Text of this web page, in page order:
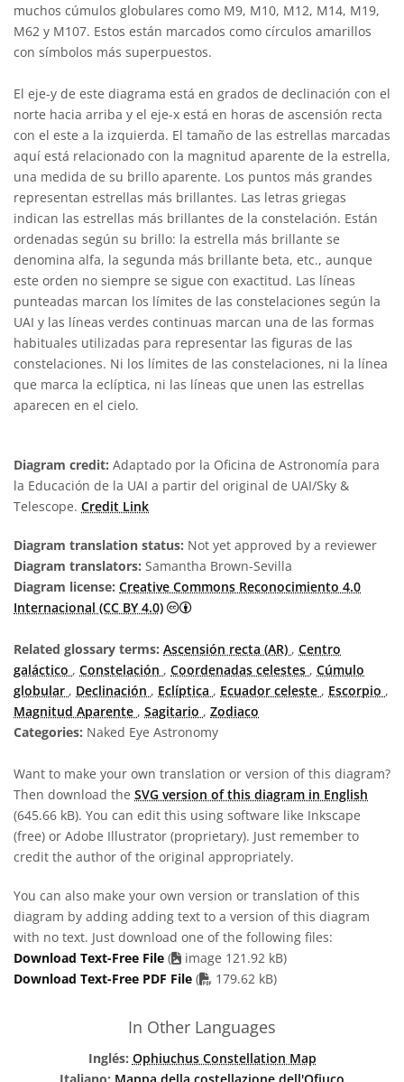
muchos cúmulos globulares como M9, M10, M12, M14, M19,
M62 y M107. Estos están marcados como círculos amarillos
con símbolos más superpuestos.
El eje-y de este diagrama está en grados de declinación con el
norte hacia arriba y el eje-x está en horas de ascensión recta
con el este a la izquierda. El tamaño de las estrellas marcadas
aquí está relacionado con la magnitud aparente de la estrella,
una medida de su brillo aparente. Los puntos más grandes
representan estrellas más brillantes. Las letras griegas
indican las estrellas más brillantes de la constelación. Están
ordenadas según su brillo: la estrella más brillante se
denomina alfa, la segunda más brillante beta, etc., aunque
este orden no siempre se sigue con exactitud. Las líneas
punteadas marcan los límites de las constelaciones según la
UAI y las líneas verdes continuas marcan una de las formas
habituales utilizadas para representar las figuras de las
constelaciones. Ni los límites de las constelaciones, ni la línea
que marca la eclíptica, ni las líneas que unen las estrellas
aparecen en el cielo.
Diagram credit: Adaptado por la Oficina de Astronomía para
la Educación de la UAI a partir del original de UAI/Sky &
Telescope. Credit Link
Diagram translation status: Not yet approved by a reviewer
Diagram translators: Samantha Brown-Sevilla
Diagram license: Creative Commons Reconocimiento 4.0
Internacional (CC BY 4.0)
Creative Commons
Related glossary terms: Ascensión recta (AR) , Centro
galáctico , Constelación , Coordenadas celestes , Cúmulo
globular , Declinación , Eclíptica , Ecuador celeste , Escorpio ,
Magnitud Aparente , Sagitario , Zodiaco
Categories: Naked Eye Astronomy
Want to make your own translation or version of this diagram?
Then download the SVG version of this diagram in English
(645.66 kB). You can edit this using software like Inkscape
(free) or Adobe Illustrator (proprietary). Just remember to
credit the author of the original appropriately.
You can also make your own version or translation of this
diagram by adding adding text to a version of this diagram
with no text. Just download one of the following files:
Download Text-Free File (
image 121.92 kB)
Download Text-Free PDF File ( PDF file
179.62 kB)
In Other Languages
Inglés: Ophiuchus Constellation Map
Italiano: Mappa della costellazione dell'Ofiuco